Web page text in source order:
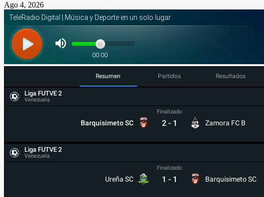
Ago 4, 2026
Resumen Partidos Resultados
Liga FUTVE 2
Venezuela
Barquisimeto SC
Finalizado
2 - 1 Zamora FC B
Liga FUTVE 2
Venezuela
Ureña SC
Finalizado
1 - 1 Barquisimeto SC